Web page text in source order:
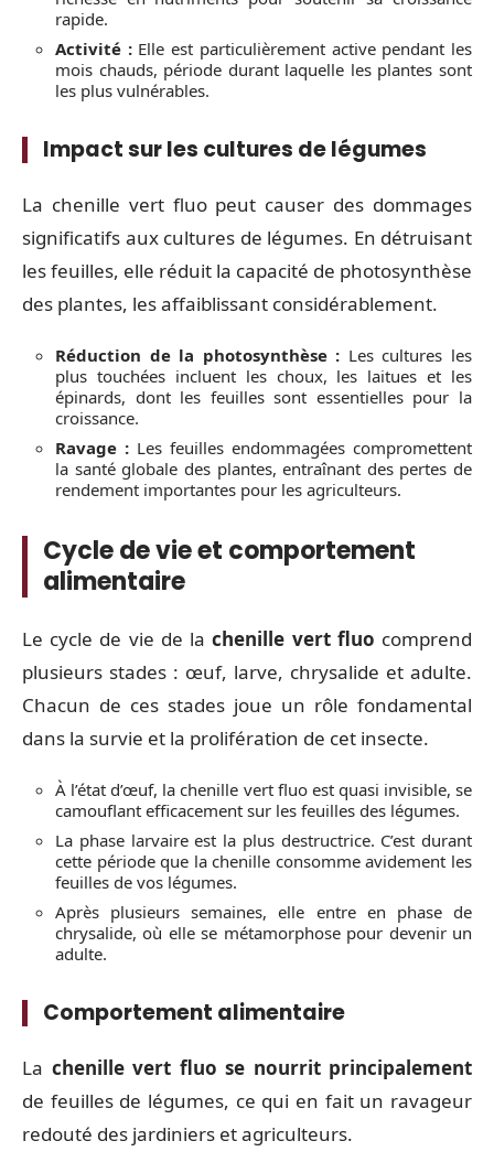
rapide.
Activité :Elle est particulièrement active pendant les
mois chauds, période durant laquelle les plantes sont
les plus vulnérables.
Impact sur les cultures de légumes
La chenille vert fluo peut causer des dommages
significatifs aux cultures de légumes. En détruisant
les feuilles, elle réduit la capacité de photosynthèse
des plantes, les affaiblissant considérablement.
Réduction de la photosynthèse : Les cultures les
plus touchées incluent les choux, les laitues et les
épinards, dont les feuilles sont essentielles pour la
croissance.
Ravage : Les feuilles endommagées compromettent
la santé globale des plantes, entraînant des pertes de
rendement importantes pour les agriculteurs.
Cycle de vie et comportement
alimentaire
Le cycle de vie de lachenille vert fluo comprend
plusieurs stades : œuf, larve, chrysalide et adulte.
Chacun de ces stades joue un rôle fondamental
dans la survie et la prolifération de cet insecte.
À l’état d’œuf, la chenille vert fluo est quasi invisible, se
camouflant efficacement sur les feuilles des légumes.
La phase larvaire est la plus destructrice. C’est durant
cette période que la chenille consomme avidement les
feuilles de vos légumes.
Après plusieurs semaines, elle entre en phase de
chrysalide, où elle se métamorphose pour devenir un
adulte.
Comportement alimentaire
La chenille vert fluo se nourrit principalement
de feuilles de légumes, ce qui en fait un ravageur
redouté des jardiniers et agriculteurs.